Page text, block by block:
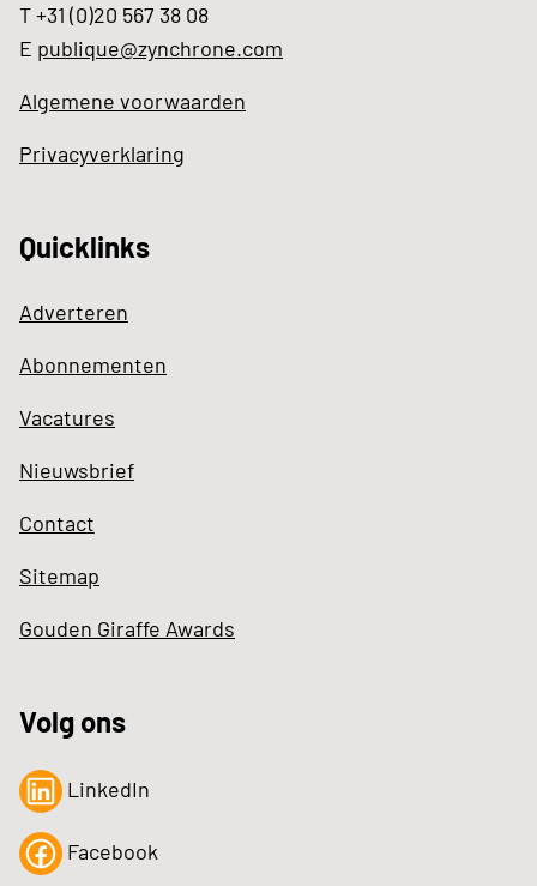
T +31 (0)20 567 38 08
E publique@zynchrone.com
Algemene voorwaarden
Privacyverklaring
Quicklinks
Adverteren
Abonnementen
Vacatures
Nieuwsbrief
Contact
Sitemap
Gouden Giraffe Awards
Volg ons
LinkedIn
Facebook